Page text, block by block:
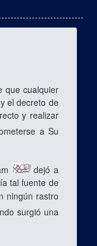
que cualquier
el decreto de
y realizar
a Su
dejó a
tal fuente de
ningún rastro
surgió una